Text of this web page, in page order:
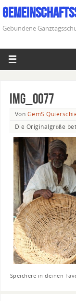
Gebundene
IMG_0077
Von GemS
Die Originalgröße
Speichere in deinen